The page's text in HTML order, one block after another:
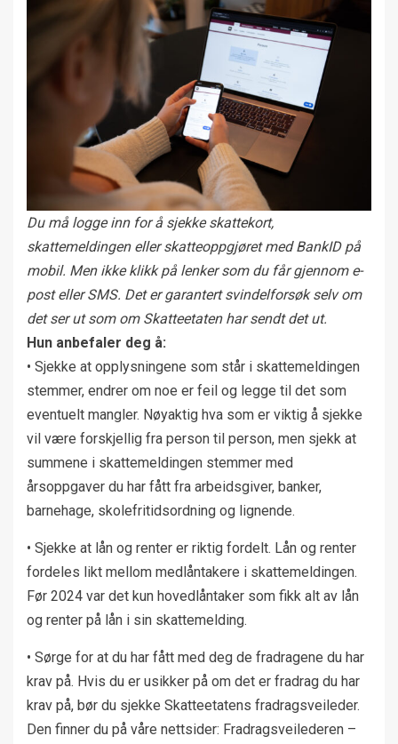
Du må logge inn for å sjekke skattekort,
skattemeldingen eller skatteoppgjøret med BankID på
mobil. Men ikke klikk på lenker som du får gjennom e-
post eller SMS. Det er garantert svindelforsøk selv om
det ser ut som om Skatteetaten har sendt det ut.
Hun anbefaler deg å:
• Sjekke at opplysningene som står i skattemeldingen
stemmer, endrer om noe er feil og legge til det som
eventuelt mangler. Nøyaktig hva som er viktig å sjekke
vil være forskjellig fra person til person, men sjekk at
summene i skattemeldingen stemmer med
årsoppgaver du har fått fra arbeidsgiver, banker,
barnehage, skolefritidsordning og lignende.
• Sjekke at lån og renter er riktig fordelt. Lån og renter
fordeles likt mellom medlåntakere i skattemeldingen.
Før 2024 var det kun hovedlåntaker som fikk alt av lån
og renter på lån i sin skattemelding.
• Sørge for at du har fått med deg de fradragene du har
krav på. Hvis du er usikker på om det er fradrag du har
krav på, bør du sjekke Skatteetatens fradragsveileder.
Den finner du på våre nettsider: Fradragsveilederen –